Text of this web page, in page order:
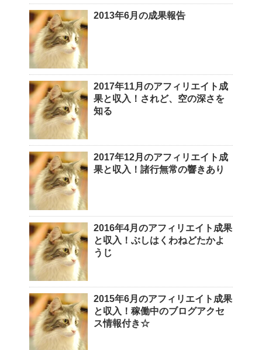
2013年6月の成果報告
2017年11月のアフィリエイト成
果と収入！されど、空の深さを
知る
2017年12月のアフィリエイト成
果と収入！諸行無常の響きあり
2016年4月のアフィリエイト成果
と収入！ぶしはくわねどたかよ
うじ
2015年6月のアフィリエイト成果
と収入！稼働中のブログアクセ
ス情報付き☆